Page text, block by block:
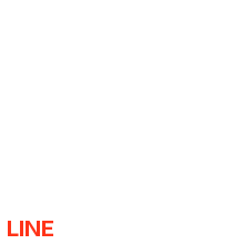
LINE